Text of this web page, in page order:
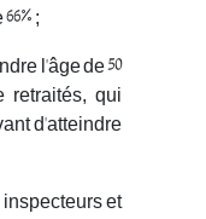
;
l'âge de 50
retraités, qui
d'atteindre
et